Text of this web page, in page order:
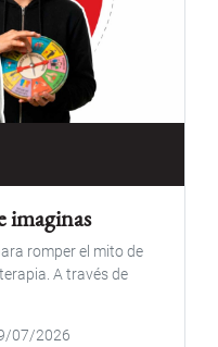
imaginas
romper el mito de
A través de
07/2026